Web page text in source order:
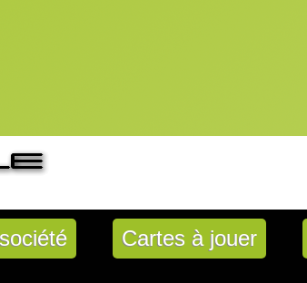
Cartes à jouer